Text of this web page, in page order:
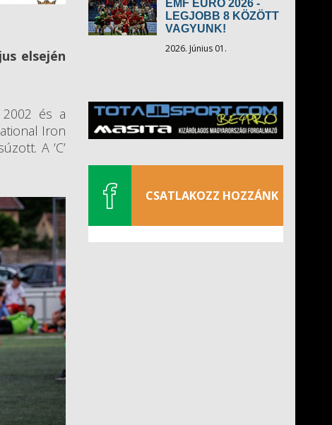
elsején
és a
Iron
A ’C’
EMF EURO 2026 -
LEGJOBB 8 KÖZÖTT
VAGYUNK!
2026. Június 01.
CSATLAKOZZ HOZZÁNK